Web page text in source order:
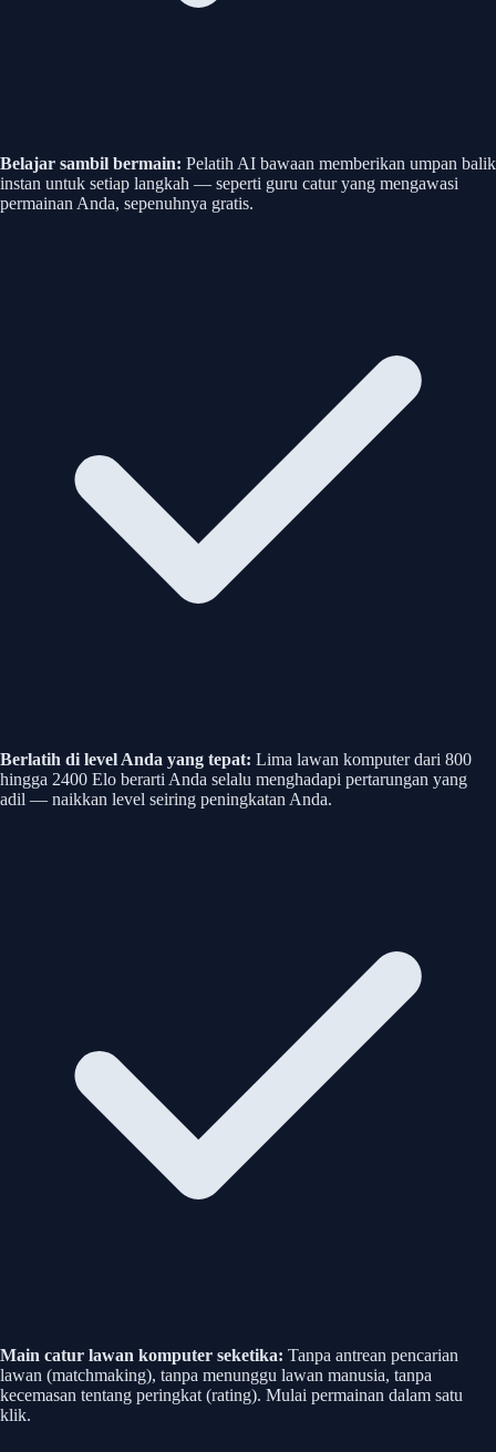
Belajar sambil bermain: Pelatih AI bawaan memberikan umpan balik
instan untuk setiap langkah — seperti guru catur yang mengawasi
permainan Anda, sepenuhnya gratis.
Berlatih di level Anda yang tepat: Lima lawan komputer dari 800
hingga 2400 Elo berarti Anda selalu menghadapi pertarungan yang
adil — naikkan level seiring peningkatan Anda.
Main catur lawan komputer seketika: Tanpa antrean pencarian
lawan (matchmaking), tanpa menunggu lawan manusia, tanpa
kecemasan tentang peringkat (rating). Mulai permainan dalam satu
klik.